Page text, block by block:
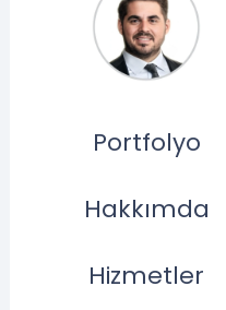
Portfolyo
Hakkımda
Hizmetler
Müteahhit
Noktalar
Müteahhit seçimi,
dikkatli
en küçük hata,
nedenle arsa
müteahhitlerle
yıllar faaliyet